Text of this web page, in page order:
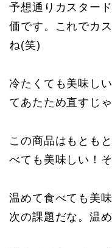
予想通りカスター
価です。これでカ
ね(笑)
冷たくても美味し
てあたため直すじ
この商品はもとも
べても美味しい！
温めて食べても美
次の課題だな。温